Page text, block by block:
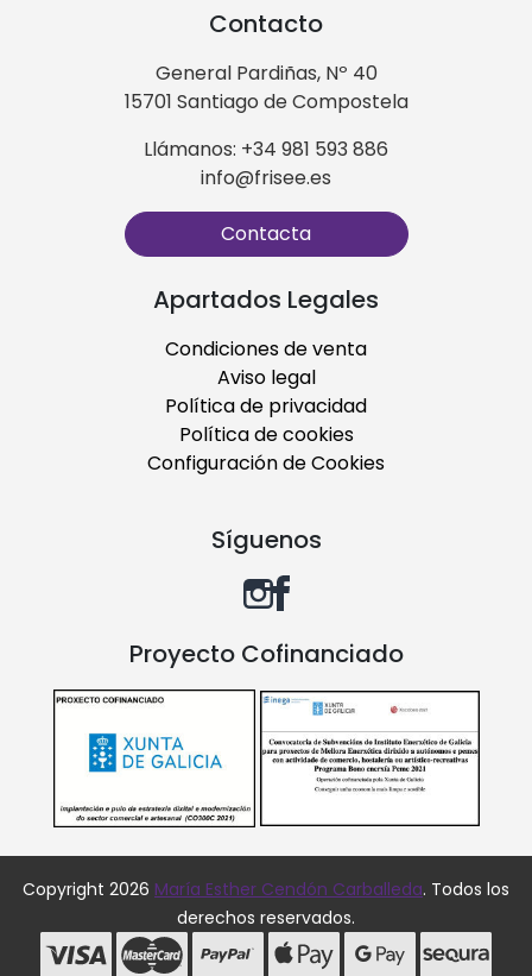
Contacto
General Pardiñas, Nº 40
15701 Santiago de Compostela
Llámanos: +34 981 593 886
info@frisee.es
Contacta
Apartados Legales
Condiciones de venta
Aviso legal
Política de privacidad
Política de cookies
Configuración de Cookies
Síguenos
Proyecto Cofinanciado
Copyright 2026 María Esther Cendón Carballeda. Todos los
derechos reservados.